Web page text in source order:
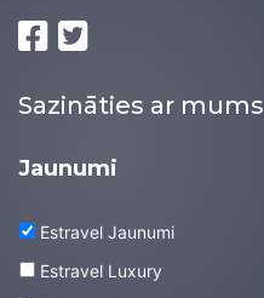
Sazināties ar mums
Jaunumi
Estravel Jaunumi
Estravel Luxury